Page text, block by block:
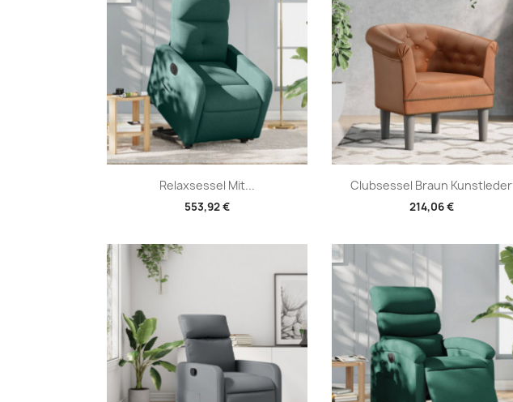
Relaxsessel Mit...
553,92 €
Vorschau Clubsessel Braun Kunstleder
214,06 €
Vorschau